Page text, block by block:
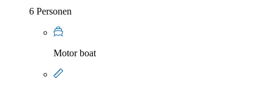
6 Personen
Motor boat